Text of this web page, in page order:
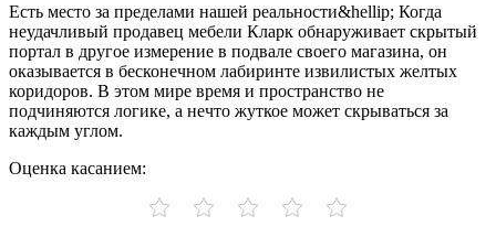
Есть место за пределами нашей реальности&hellip; Когда
неудачливый продавец мебели Кларк обнаруживает скрытый
портал в другое измерение в подвале своего магазина, он
оказывается в бесконечном лабиринте извилистых желтых
коридоров. В этом мире время и пространство не
подчиняются логике, а нечто жуткое может скрываться за
каждым углом.
Оценка касанием: